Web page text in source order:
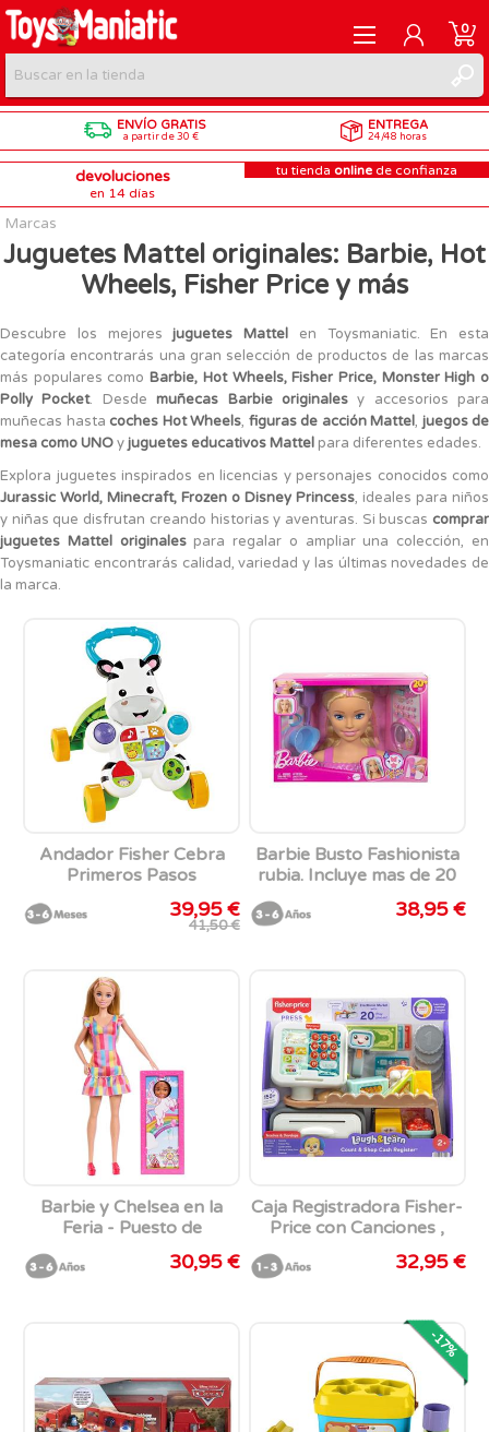
REGISTRARME
INICIAR SESIÓN
0
ENVÍO GRATIS
a partir de 30 €
ENTREGA
24/48 horas
devoluciones
en 14 días
tu tienda online de confianza
Marcas
Juguetes Mattel originales: Barbie, Hot
Wheels, Fisher Price y más
Descubre los mejoresjuguetes Mattel en Toysmaniatic. En esta
categoría encontrarás una gran selección de productos de las marcas
más populares comoBarbie, Hot Wheels, Fisher Price, Monster High o
Polly Pocket. Desdemuñecas Barbie originalesy accesorios para
muñecas hasta coches Hot Wheels, figuras de acción Mattel, juegos de
mesa como UNOyjuguetes educativos Mattel para diferentes edades.
Explora juguetes inspirados en licencias y personajes conocidos como
Jurassic World, Minecraft, Frozen o Disney Princess, ideales para niños
y niñas que disfrutan creando historias y aventuras. Si buscas comprar
juguetes Mattel originalespara regalar o ampliar una colección, en
Toysmaniatic encontrarás calidad, variedad y las últimas novedades de
la marca.
Andador Fisher Cebra
Primeros Pasos
39,95 €
41,50 €
Barbie Busto Fashionista
rubia. Incluye mas de 20
accesorios.
38,95 €
Barbie y Chelsea en la
Feria - Puesto de
maquillaje
30,95 €
Caja Registradora Fisher-
Price con Canciones ,
sonidos y accesorios.
25x33x9 cm32,95 €
-17%